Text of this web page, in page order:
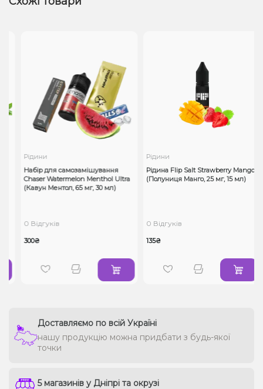
Рідини
Набір для самозамішування
Chaser Watermelon Menthol Ultra
(Кавун Ментол, 65 мг, 30 мл)
0 Відгуків
300₴
Рідини
Рідина Flip Salt Strawberry Mango
(Полуниця Манго, 25 мг, 15 мл)
0 Відгуків
135₴
Доставляємо по всій Україні
нашу продукцію можна придбати з будь-якої
точки
5 магазинів у Дніпрі та окрузі